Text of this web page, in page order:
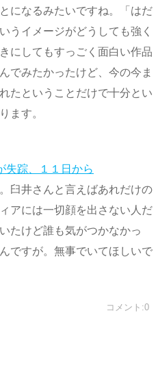
になるみたいですね。「はだ
うイメージがどうしても強く
にしてもすっごく面白い作品
でみたかったけど、今の今ま
たということだけで十分とい
ます。
失踪、１１日から
臼井さんと言えばあれだけの
アには一切顔を出さない人だ
たけど誰も気がつかなかっ
ですが。無事でいてほしいで
コメント:0